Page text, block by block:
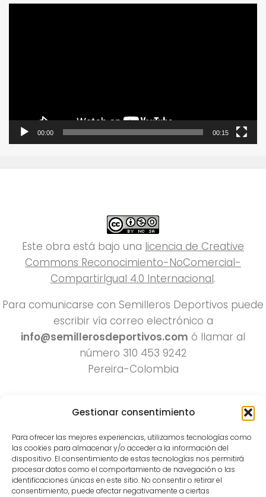
Gestionar consentimiento
Para ofrecer las mejores experiencias, utilizamos tecnologías como
las cookies para almacenar y/o acceder a la información del
dispositivo. El consentimiento de estas tecnologías nos permitirá
procesar datos como el comportamiento de navegación o las
identificaciones únicas en este sitio. No consentir o retirar el
consentimiento, puede afectar negativamente a ciertas
00:00 00:15
Este obra está bajo una licencia de Creative
Commons Reconocimiento-NoComercial-
CompartirIgual 4.0 Internacional.
Para comunicarse con Semilleros Deportivos puede
escribir vía correo electrónico a
info@semillerosdeportivos.com ó llamar al
número 310 453 9242
Pereira-Colombia
Todos los derechos reservados 2022.